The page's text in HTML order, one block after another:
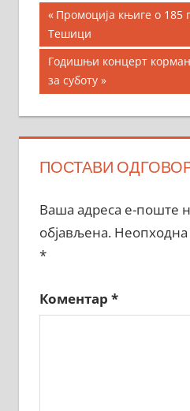
Кретање
чланка
Previous
Post:
Промоција књиге о 185
Тешици
Next
Post:
Годишњи концерт
за суботу
ПОСТАВИ
Ваша адреса е-поште
објављена. Неопходна
*
Коментар *